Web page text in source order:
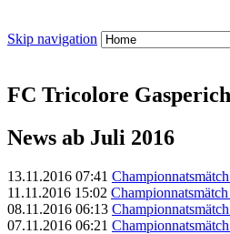
Skip navigation
FC Tricolore
News ab Juli 2016
13.11.2016 07:41
11.11.2016 15:02
08.11.2016 06:13
07.11.2016 06:21